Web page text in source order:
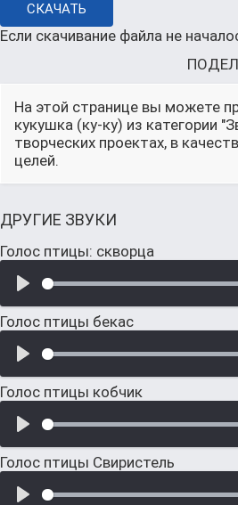
СКАЧАТЬ
Если скачивание файла не
На этой странице вы можете
кукушка (ку-ку) из категории
творческих проектах, в
целей.
ДРУГИЕ ЗВУКИ
Голос птицы: скворца
Голос птицы бекас
Голос птицы кобчик
Голос птицы Свиристель